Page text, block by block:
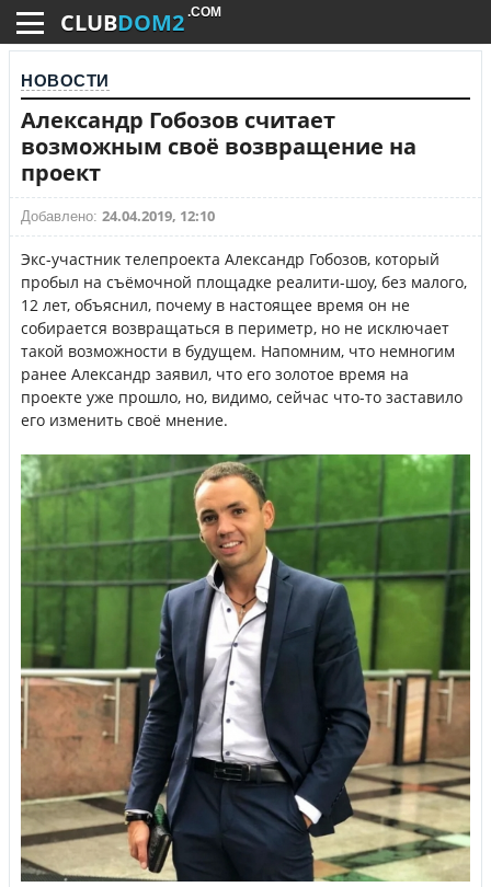
CLUBDOM2 .COM
НОВОСТИ
Александр Гобозов считает
возможным своё возвращение на
проект
Добавлено: 24.04.2019, 12:10
Экс-участник телепроекта Александр Гобозов, который
пробыл на съёмочной площадке реалити-шоу, без малого,
12 лет, объяснил, почему в настоящее время он не
собирается возвращаться в периметр, но не исключает
такой возможности в будущем. Напомним, что немногим
ранее Александр заявил, что его золотое время на
проекте уже прошло, но, видимо, сейчас что-то заставило
его изменить своё мнение.